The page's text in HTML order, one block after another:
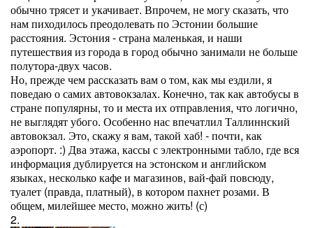
обычно трясет и укачивает. Впрочем, не могу сказать, что
нам пиходилось преодолевать по Эстонии большие
расстояния. Эстония - страна маленькая, и наши
путешествия из города в город обычно занимали не больше
полутора-двух часов.
Но, прежде чем рассказать вам о том, как мы ездили, я
поведаю о самих автовокзалах. Конечно, так как автобусы в
стране популярны, то и места их отправления, что логично,
не выглядят убого. Особенно нас впечатлил Таллиннский
автовокзал. Это, скажу я вам, такой хаб! - почти, как
аэропорт. :) Два этажа, кассы с электронными табло, где вся
информация дублируется на эстонском и английском
языках, несколько кафе и магазинов, вай-фай повсюду,
туалет (правда, платный), в котором пахнет розами. В
общем, милейшее место, можно жить! (с)
2.